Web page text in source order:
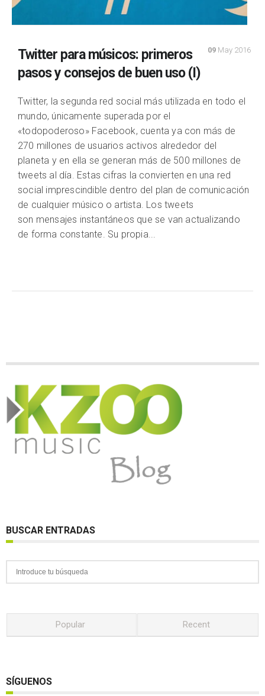
09 May 2016
Twitter para músicos: primeros
pasos y consejos de buen uso (I)
Twitter, la segunda red social más utilizada en todo el
mundo, únicamente superada por el
«todopoderoso» Facebook, cuenta ya con más de
270 millones de usuarios activos alrededor del
planeta y en ella se generan más de 500 millones de
tweets al día. Estas cifras la convierten en una red
social imprescindible dentro del plan de comunicación
de cualquier músico o artista. Los tweets
son mensajes instantáneos que se van actualizando
de forma constante. Su propia...
BUSCAR ENTRADAS
Popular Recent
SÍGUENOS